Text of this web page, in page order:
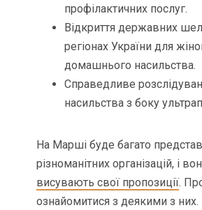
профілактичних послуг.
Відкриття державних
регіонах України для
домашнього насильства.
Справедливе
насильства з боку
На Марші буде багато
різноманітних організацій, і
висувають свої пропозиції.
ознайомитися з деякими з них.